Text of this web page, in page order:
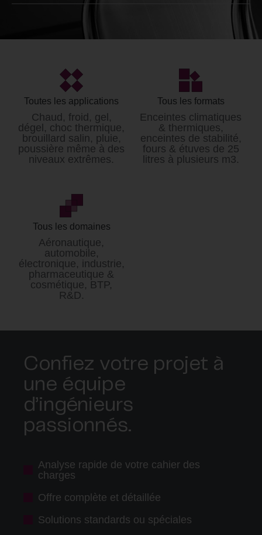
Toutes les applications
Chaud, froid, gel,
dégel, choc thermique,
brouillard salin, pluie,
poussière même à des
niveaux extrêmes.
Tous les formats
Enceintes climatiques
& thermiques,
enceintes de stabilité,
fours & étuves de 25
litres à plusieurs m3.
Tous les domaines
Aéronautique,
automobile,
électronique, industrie,
pharmaceutique &
cosmétique, BTP,
R&D.
Confiez votre projet à
une équipe
d’ingénieurs
passionnés.
Analyse rapide de votre cahier des
charges
Offre complète et détaillée
Solutions standards ou spéciales
Générateur climatique
*Données non contractuelles et modifiables sans
préavis.
Tarifs hors prestation de livraison et mise en service.